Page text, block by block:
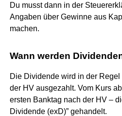
Du musst dann in der
Angaben über Gewinne aus
machen.
Wann werden
Die Dividende wird in der
der HV ausgezahlt. Vom Kurs
ersten Banktag nach der HV –
Dividende (exD)” gehandelt.